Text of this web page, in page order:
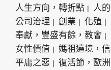
人生方向，轉折點
人
公司治理
創業 化殖
奉獻，豐盛有餘，教會
女性價值
媽祖遶境，
平庸之惡
復活節，歐洲